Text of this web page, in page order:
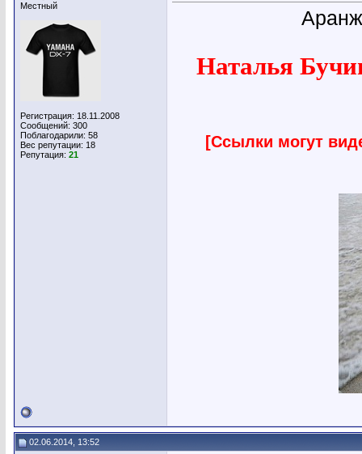
Местный
Регистрация: 18.11.2008
Сообщений: 300
Поблагодарили: 58
Вес репутации: 18
Репутация: 21
Наталья
[Ссылки могут
02.06.2014, 13:52